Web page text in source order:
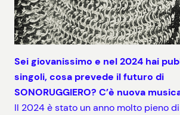
Sei giovanissimo e nel 2024 hai
singoli, cosa prevede il futuro di
SONORUGGIERO? C’è nuova
Il 2024 è stato un anno molto pieno